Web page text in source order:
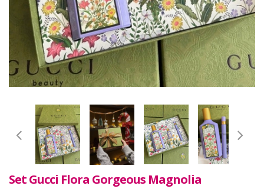
Set Gucci Flora Gorgeous Magnolia